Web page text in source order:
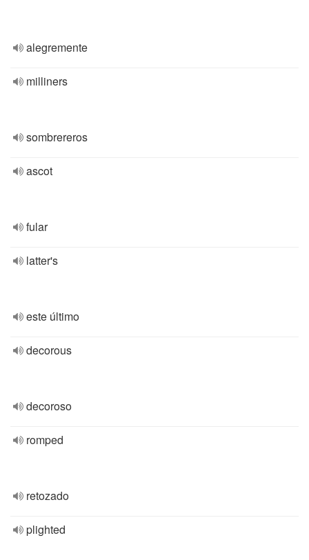
alegremente
milliners
sombrereros
ascot
fular
latter's
este último
decorous
decoroso
romped
retozado
plighted